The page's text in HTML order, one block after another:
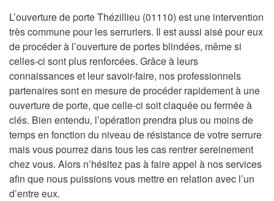
L’ouverture de porte Thézillieu (01110) est une intervention
très commune pour les serruriers. Il est aussi aisé pour eux
de procéder à l’ouverture de portes blindées, même si
celles-ci sont plus renforcées. Grâce à leurs
connaissances et leur savoir-faire, nos professionnels
partenaires sont en mesure de procéder rapidement à une
ouverture de porte, que celle-ci soit claquée ou fermée à
clés. Bien entendu, l’opération prendra plus ou moins de
temps en fonction du niveau de résistance de votre serrure
mais vous pourrez dans tous les cas rentrer sereinement
chez vous. Alors n’hésitez pas à faire appel à nos services
afin que nous puissions vous mettre en relation avec l’un
d’entre eux.